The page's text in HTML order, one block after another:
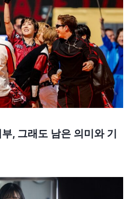
, 그래도 남은 의미와 기